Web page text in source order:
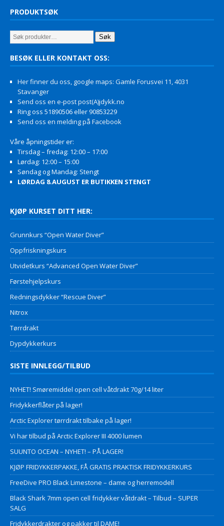
PRODUKTSØK
Søk
BESØK ELLER KONTAKT OSS:
Her finner du oss, google maps: Gamle Forusvei 11, 4031
Stavanger
Send oss en e-post post(A)jdykk.no
Ring oss 51890506 eller 90853229
Send oss en melding på Facebook
Våre åpningstider er:
Tirsdag – fredag: 12:00 – 17:00
Lørdag: 12:00 – 15:00
Søndag og Mandag: Stengt
LØRDAG 8.AUGUST ER BUTIKKEN STENGT
KJØP KURSET DITT HER:
Grunnkurs “Open Water Diver”
Oppfriskningskurs
Utvidetkurs “Advanced Open Water Diver”
Førstehjelpskurs
Redningsdykker “Rescue Diver”
Nitrox
Tørrdrakt
Dypdykkerkurs
SISTE INNLEGG/TILBUD
NYHET! Smøremiddel open cell våtdrakt 70g/14 liter
Fridykkerflåter på lager!
Arctic Explorer tørrdrakt tilbake på lager!
Vi har tilbud på Arctic Explorer III 4000 lumen
SUUNTO OCEAN – NYHET! – PÅ LAGER!
KJØP FRIDYKKERPAKKE, FÅ GRATIS PRAKTISK FRIDYKKERKURS
FreeDive PRO Black Limestone – dame og herremodell
Black Shark 7mm open cell fridykker våtdrakt – Tilbud – SUPER
SALG
Fridykkerdrakter og pakker til DAME!